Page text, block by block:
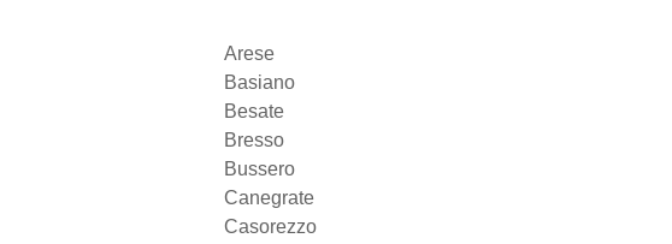
Arese
Basiano
Besate
Bresso
Bussero
Canegrate
Casorezzo